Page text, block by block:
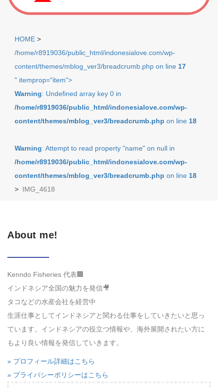
HOME >
/home/r8919036/public_html/indonesialove.com/wp-
content/themes/mblog_ver3/breadcrumb.php on line 17
" itemprop="item">
Warning: Undefined array key 0 in
/home/r8919036/public_html/indonesialove.com/wp-
content/themes/mblog_ver3/breadcrumb.php on line 18
Warning: Attempt to read property "name" on null in
/home/r8919036/public_html/indonesialove.com/wp-
content/themes/mblog_ver3/breadcrumb.php on line 18
> IMG_4618
About me!
Kenndo Fisheries 代表🏢
インドネシア全国の魅力を発信🎥
タコなどの水産会社を経営中
生涯仕事としてインドネシアと関わる仕事をしていきたいと思っ
ています。インドネシアの役立つ情報や、海外展開されたい方に
もより良い情報を発信していきます。
» プロフィール詳細はこちら
» プライバシーポリシーはこちら